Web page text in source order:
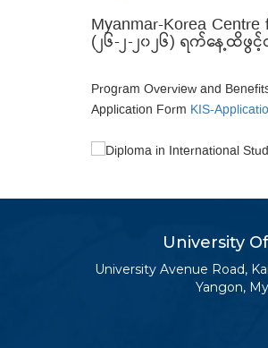
Myanmar-Korea
(၂၆-၂-၂၀၂၆) ရက်နေ့ထိဖွ
Program Overview and
Application Form KIS-
University
University Avenue Road,
Yangon,